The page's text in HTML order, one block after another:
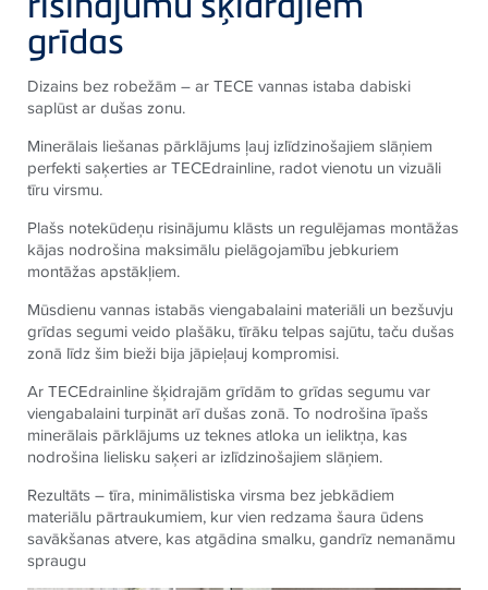
grīdas
Dizains bez robežām – arTECE vannas istaba dabiski
saplūst ar dušas zonu.
Minerālais liešanas pārklājums ļauj izlīdzinošajiem slāņiem
perfekti saķerties arTECEdrainline, radot vienotu un vizuāli
tīru virsmu.
Plašs notekūdeņu risinājumu klāsts un regulējamas montāžas
kājas nodrošina maksimālu pielāgojamību jebkuriem
montāžas apstākļiem.
Mūsdienu vannas istabās viengabalaini materiāli un bezšuvju
grīdas segumi veido plašāku, tīrāku telpas sajūtu, taču dušas
zonā līdz šim bieži bija jāpieļauj kompromisi.
ArTECEdrainline šķidrajām grīdām to grīdas segumu var
viengabalaini turpināt arī dušas zonā. To nodrošina īpašs
minerālais pārklājums uz teknes atloka un ieliktņa, kas
nodrošina lielisku saķeri ar izlīdzinošajiem slāņiem.
Rezultāts – tīra, minimālistiska virsma bez jebkādiem
materiālu pārtraukumiem, kur vien redzama šaura ūdens
savākšanas atvere, kas atgādina smalku, gandrīz nemanāmu
spraugu